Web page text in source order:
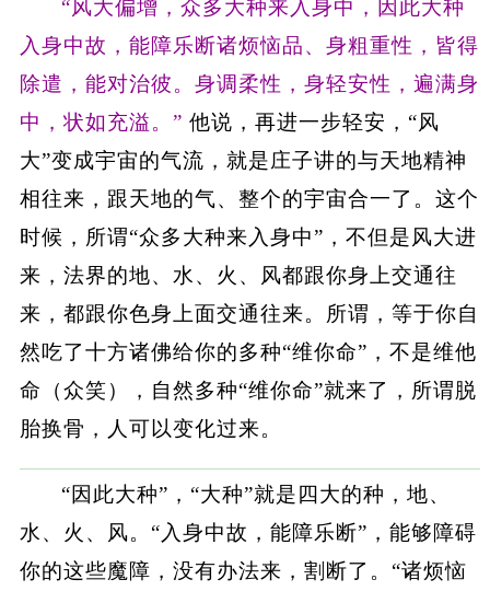
“风大偏增，众多大种来入身中，因此大种
入身中故，能障乐断诸烦恼品、身粗重性，皆得
除遣，能对治彼。身调柔性，身轻安性，遍满身
中，状如充溢。” 他说，再进一步轻安，“风
大”变成宇宙的气流，就是庄子讲的与天地精神
相往来，跟天地的气、整个的宇宙合一了。这个
时候，所谓“众多大种来入身中”，不但是风大进
来，法界的地、水、火、风都跟你身上交通往
来，都跟你色身上面交通往来。所谓，等于你自
然吃了十方诸佛给你的多种“维你命”，不是维他
命（众笑），自然多种“维你命”就来了，所谓脱
胎换骨，人可以变化过来。
“因此大种”，“大种”就是四大的种，地、
水、火、风。“入身中故，能障乐断”，能够障碍
你的这些魔障，没有办法来，割断了。“诸烦恼